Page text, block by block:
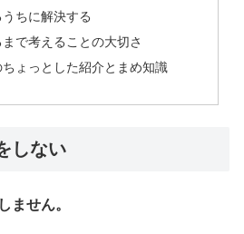
ちに解決する
で考えることの大切さ
ょっとした紹介とまめ知識
しない
ません。